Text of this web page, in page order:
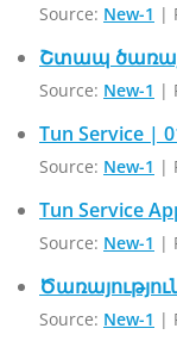
Source: New-1
Շտապ
Source: New-1
Tun Service |
Source: New-1
Tun Service
Source: New-1
Source: New-1